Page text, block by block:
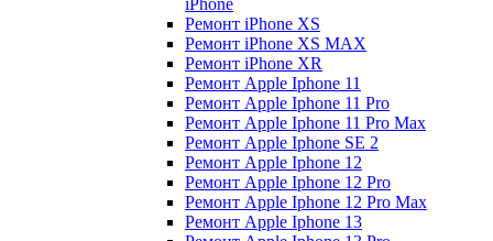
iPhone
Ремонт iPhone XS
Ремонт iPhone XS MAX
Ремонт iPhone XR
Ремонт Apple Iphone 11
Ремонт Apple Iphone 11 Pro
Ремонт Apple Iphone 11 Pro Max
Ремонт Apple Iphone SE 2
Ремонт Apple Iphone 12
Ремонт Apple Iphone 12 Pro
Ремонт Apple Iphone 12 Pro Max
Ремонт Apple Iphone 13